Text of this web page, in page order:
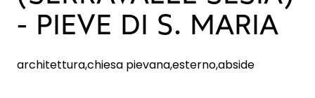
- PIEVE DI S. MARIA
architettura,chiesa pievana,esterno,abside